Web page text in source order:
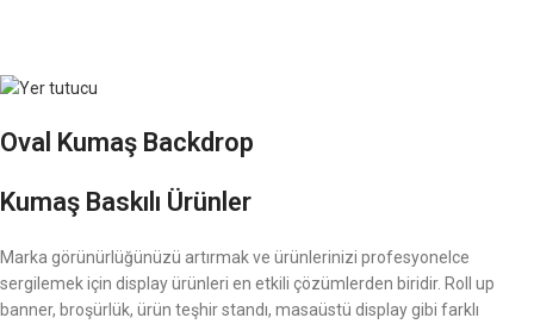
Oval Kumaş Backdrop
Kumaş Baskılı Ürünler
Marka görünürlüğünüzü artırmak ve ürünlerinizi profesyonelce
sergilemek için display ürünleri en etkili çözümlerden biridir. Roll up
banner, broşürlük, ürün teşhir standı, masaüstü display gibi farklı